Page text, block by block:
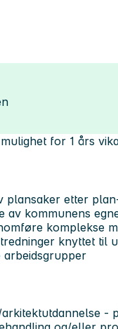
for 1 års
plansaker etter
av kommunens
komplekse
knyttet til
arbeidsgrupper
-